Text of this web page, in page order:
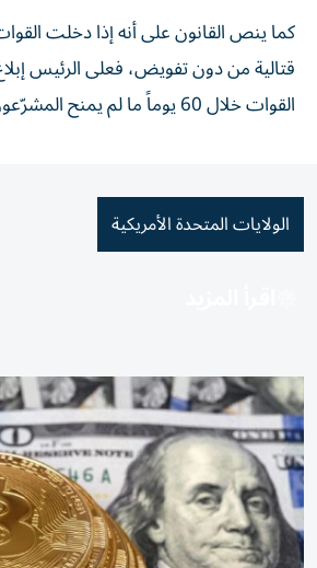
كما ينص القانون على أنه إذا دخلت
قتالية من دون تفويض، فعلى الرئيس
القوات خلال 60 يوماً ما لم يمنح المشرّعون موافقة رسمية.
الولايات المتحدة الأمريكية